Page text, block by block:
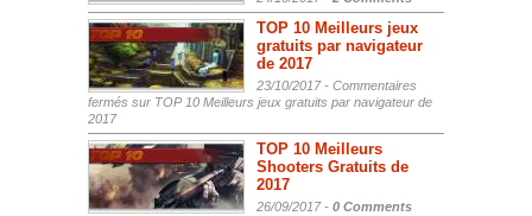
TOP 10 Meilleurs jeux
gratuits par navigateur
de 2017
23/10/2017 - Commentaires
fermés sur TOP 10 Meilleurs jeux gratuits par navigateur de
2017
TOP 10 Meilleurs
Shooters Gratuits de
2017
26/09/2017 - 0 Comments